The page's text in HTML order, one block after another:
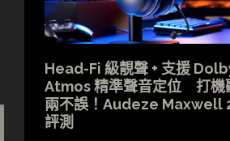
Head-Fi 級靚聲 + 支援
Atmos 精準聲音定位 打機
兩不誤！Audeze Maxwell
評測